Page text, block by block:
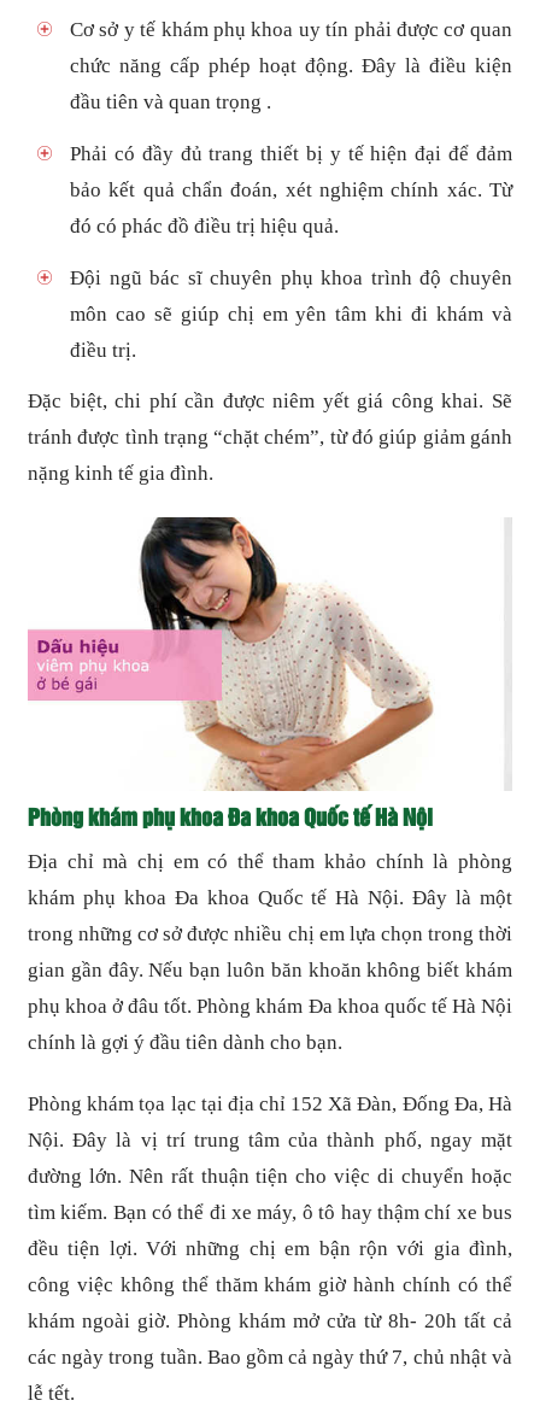
Cơ sở y tế khám phụ khoa uy tín phải được cơ quan
chức năng cấp phép hoạt động. Đây là điều kiện
đầu tiên và quan trọng .
Phải có đầy đủ trang thiết bị y tế hiện đại để đảm
bảo kết quả chẩn đoán, xét nghiệm chính xác. Từ
đó có phác đồ điều trị hiệu quả.
Đội ngũ bác sĩ chuyên phụ khoa trình độ chuyên
môn cao sẽ giúp chị em yên tâm khi đi khám và
điều trị.
Đặc biệt, chi phí cần được niêm yết giá công khai. Sẽ
tránh được tình trạng “chặt chém”, từ đó giúp giảm gánh
nặng kinh tế gia đình.
Phòng khám phụ khoa Đa khoa Quốc tế Hà Nội
Địa chỉ mà chị em có thể tham khảo chính là phòng
khám phụ khoa Đa khoa Quốc tế Hà Nội. Đây là một
trong những cơ sở được nhiều chị em lựa chọn trong thời
gian gần đây. Nếu bạn luôn băn khoăn không biết khám
phụ khoa ở đâu tốt. Phòng khám Đa khoa quốc tế Hà Nội
chính là gợi ý đầu tiên dành cho bạn.
Phòng khám tọa lạc tại địa chỉ 152 Xã Đàn, Đống Đa, Hà
Nội. Đây là vị trí trung tâm của thành phố, ngay mặt
đường lớn. Nên rất thuận tiện cho việc di chuyển hoặc
tìm kiếm. Bạn có thể đi xe máy, ô tô hay thậm chí xe bus
đều tiện lợi. Với những chị em bận rộn với gia đình,
công việc không thể thăm khám giờ hành chính có thể
khám ngoài giờ. Phòng khám mở cửa từ 8h- 20h tất cả
các ngày trong tuần. Bao gồm cả ngày thứ 7, chủ nhật và
lễ tết.